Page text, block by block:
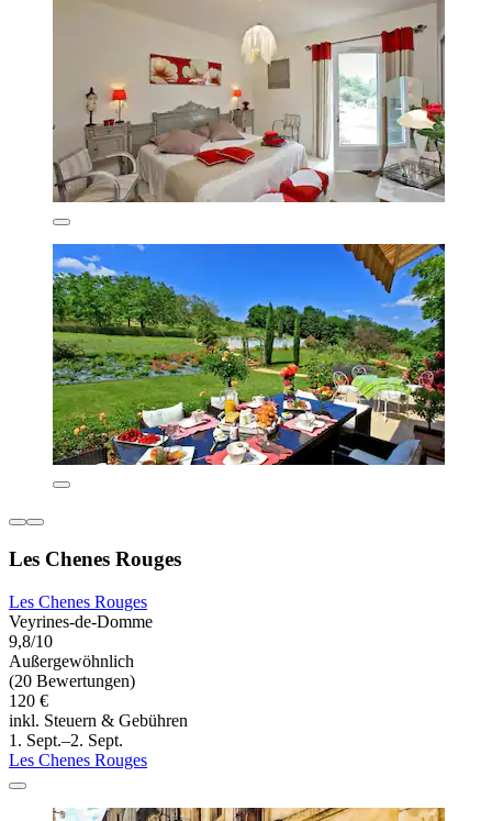
Les Chenes Rouges
Les Chenes Rouges
Veyrines-de-Domme
9,8/10
Außergewöhnlich
(20 Bewertungen)
120 €
inkl. Steuern & Gebühren
1. Sept.–2. Sept.
Les Chenes Rouges